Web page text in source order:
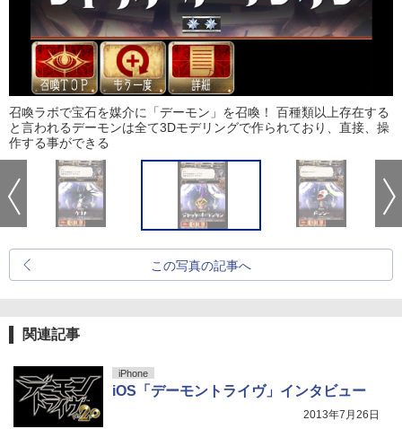
召喚ラボで宝石を媒介に「デーモン」を召喚！ 百種類以上存在する
と言われるデーモンは全て3Dモデリングで作られており、直接、操
作する事ができる
この写真の記事へ
関連記事
iPhone
iOS「デーモントライヴ」インタビュー
2013年7月26日